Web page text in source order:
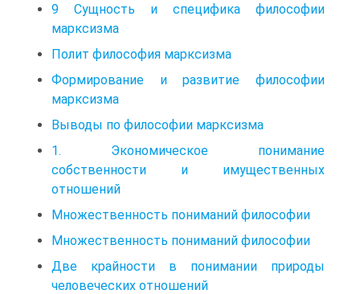
9 Сущность и специфика философии
марксизма
Полит философия марксизма
Формирование и развитие философии
марксизма
Выводы по философии марксизма
1. Экономическое понимание
собственности и имущественных
отношений
Множественность пониманий философии
Множественность пониманий философии
Две крайности в понимании природы
человеческих отношений